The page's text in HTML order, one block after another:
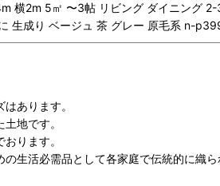
横2m 5㎡ 〜3帖 リビング ダイニング
生成り ベージュ 茶 グレー 原毛系 n-
あります。
地です。
ります。
生活必需品として各家庭で伝統的に織ら